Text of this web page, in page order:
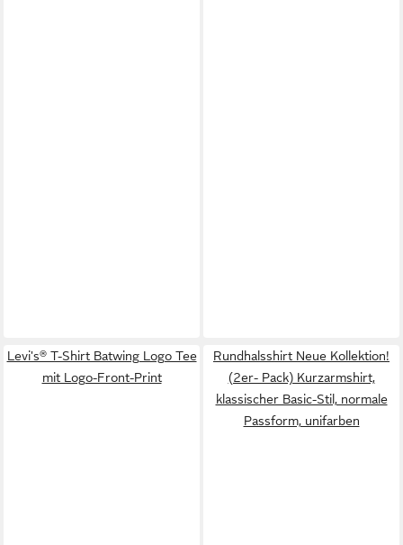
Levi's® T-Shirt Batwing Logo Tee
mit Logo-Front-Print
Rundhalsshirt Neue Kollektion!
(2er- Pack) Kurzarmshirt,
klassischer Basic-Stil, normale
Passform, unifarben